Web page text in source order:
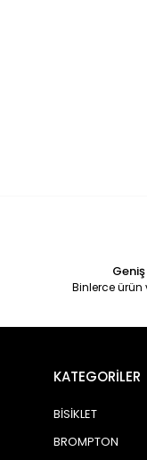
Binlerce
KATEGORİLER
BİSİKLET
BROMPTON